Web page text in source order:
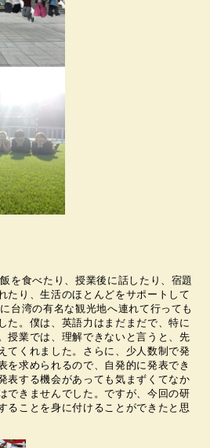
を食べたり、授業後に話したり、宿題
たり、生活のほとんどをサポートして
台湾の有名な観光地へ連れて行っても
た。僕は、英語力はまだまだで、特に
授業では、理解できないと言うと、先
てくれました。さらに、少人数制で発
を求められるので、自発的に発表でき
表する機会があっても気まずくてなか
できませんでした。ですが、今回の研
ることを身に付けることができたと思